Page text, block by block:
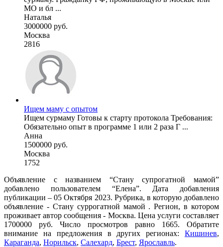
МО и бл ...
Наталья
3000000 руб.
Москва
2816
Ищем маму с опытом
Ищем сурмаму Готовы к старту протокола Требования:
Обязательно опыт в программе 1 или 2 раза Г ...
Анна
1500000 руб.
Москва
1752
Объявление с названием “Стану супрогатной мамой”
добавлено пользователем “Елена”. Дата добавления
публикации – 05 Октября 2023. Рубрика, в которую добавлено
объявление - Cтану суррогатной мамой . Регион, в котором
проживает автор сообщения - Москва. Цена услуги составляет
1700000 руб. Число просмотров равно 1665. Обратите
внимание на предложения в других регионах: Кишинев,
Караганда, Норильск, Салехард, Брест, Ярославль.